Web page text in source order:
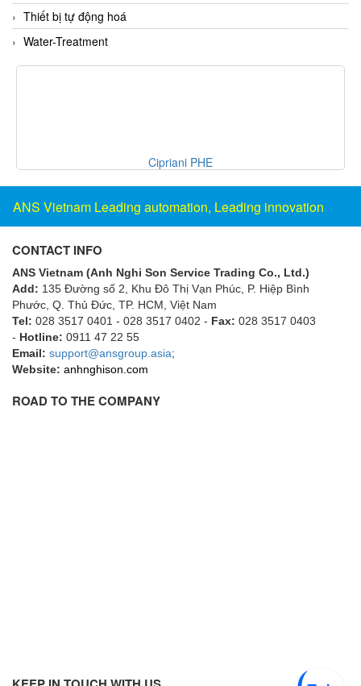
Gazex
GD GODAI ENGINEERING
GE Panametrics
Gemu
GENEBRE
GESIPA
Gessmann
Gestra
GF
Thiết bị tự động hoá
Water-Treatment
Cipriani PHE
ANS Vietnam Leading automation, Leading innovation
CONTACT INFO
ANS Vietnam (Anh Nghi Son Service Trading Co., Ltd.)
Add: 135 Đường số 2, Khu Đô Thị Vạn Phúc, P. Hiệp Bình
Phước, Q. Thủ Đức, TP. HCM , Việt Nam
Tel: 028 3517 0401 - 028 3517 0402 - Fax: 028 3517 0403
- Hotline: 0911 47 22 55
Email: support@ansgroup.asia;
Website: anhnghison.com
ROAD TO THE COMPANY